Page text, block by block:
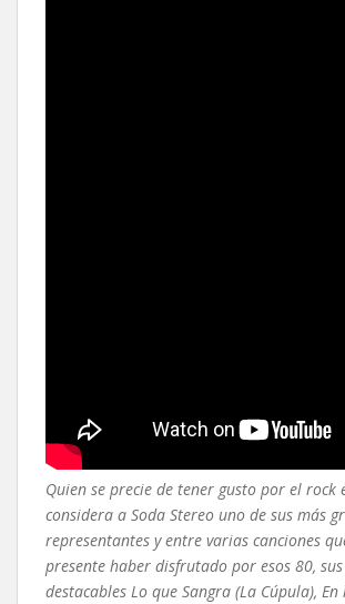
Quien se precie de tener gusto por el rock
considera a Soda Stereo uno de sus más
representantes y entre varias canciones
presente haber disfrutado por esos 80,
destacables Lo que Sangra (La Cúpula),